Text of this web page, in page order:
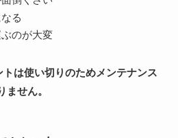
る
のが大変
トは使い切りのためメンテナンス
せん。